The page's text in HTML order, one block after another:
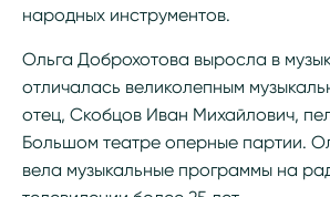
народных инструментов.
Ольга Доброхотова выросла в
отличалась великолепным
отец, Скобцов Иван Михайлович,
Большом театре оперные партии.
вела музыкальные программы на